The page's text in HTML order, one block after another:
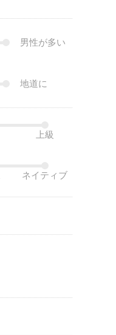
男性が多い
地道に
上級
ネイティブ